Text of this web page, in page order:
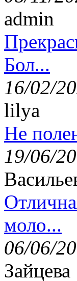
admin
Бол...
16/02/
lilya
Не
19/06/
моло...
06/06/
Зайцева